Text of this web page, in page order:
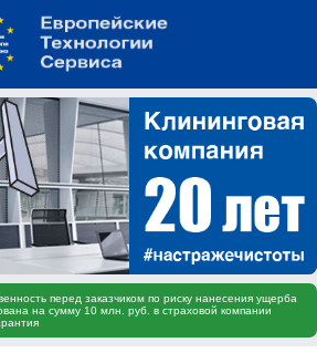
перед заказчиком по риску нанесения ущерба
на сумму 10 млн. руб. в страховой компании